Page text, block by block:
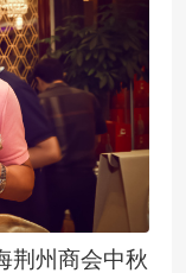
荆州商会中秋